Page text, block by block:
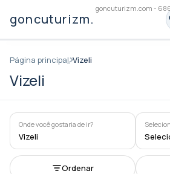
goncuturizm.com -
goncuturizm.com
Página principal Vizeli
Vizeli
Onde você gostaria de ir?
Vizeli
Ordenar